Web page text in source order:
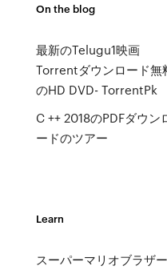
On the blog
最新のTelugu1映画
Torrentダウンロード無
のHD DVD- TorrentPk
C ++ 2018のPDFダウン
ードのツアー
Learn
スーパーマリオブラザー